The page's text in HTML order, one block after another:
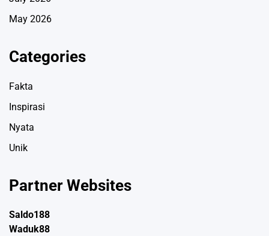
May 2026
Categories
Fakta
Inspirasi
Nyata
Unik
Partner Websites
Saldo188
Waduk88